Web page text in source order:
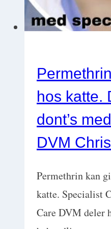
hos katte.
dont’s
DVM
Permethrin kan
katte. Specialist
Care DVM deler